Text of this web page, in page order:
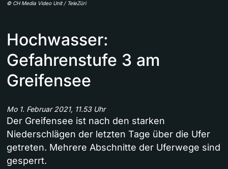
© CH Media Video Unit / TeleZüri
Hochwasser:
Gefahrenstufe 3 am
Greifensee
Mo 1. Februar 2021, 11.53 Uhr
Der Greifensee ist nach den starken
Niederschlägen der letzten Tage über die Ufer
getreten. Mehrere Abschnitte der Uferwege sind
gesperrt.